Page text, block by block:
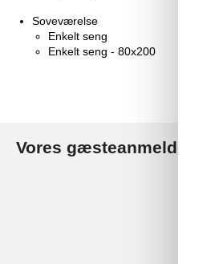
Soveværelse
Enkelt seng
Enkelt seng - 80x200
Vores gæsteanmeldelser